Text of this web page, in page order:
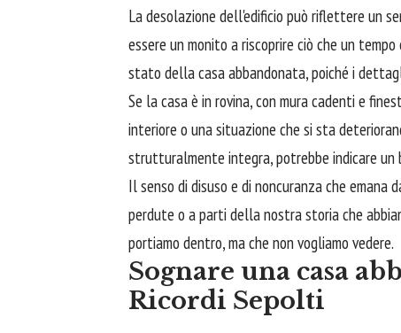
La desolazione dell'edificio può riflettere un
essere un monito a riscoprire ciò che un
stato della casa abbandonata, poiché i
Se la casa è in rovina, con mura cadenti e
interiore o una situazione che si sta
strutturalmente integra, potrebbe indicare un
Il senso di disuso e di noncuranza che emana
perdute o a parti della nostra storia che
portiamo dentro, ma che non vogliamo vedere.
Sognare una casa
Ricordi Sepolti